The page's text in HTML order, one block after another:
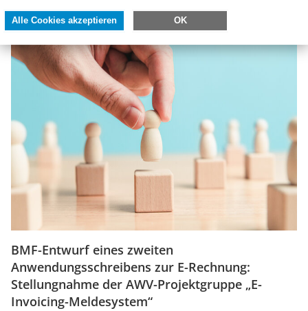
BMF-Entwurf eines zweiten
Anwendungsschreibens zur E-Rechnung:
Stellungnahme der AWV-Projektgruppe „E-
Invoicing-Meldesystem“
Alle Cookies akzeptieren OK